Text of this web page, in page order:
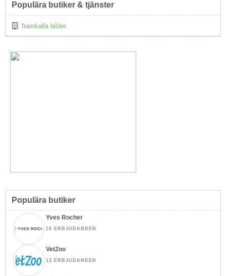
Populära butiker & tjänster
framkalla bilder
Populära butiker
Yves Rocher
16 ERBJUDANDEN
VetZoo
13 ERBJUDANDEN